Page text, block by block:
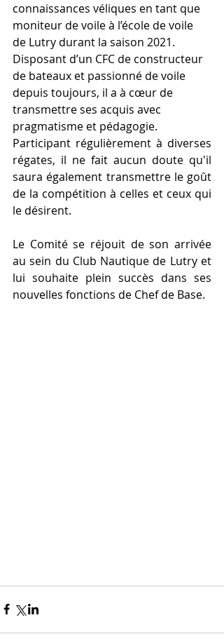
connaissances véliques en tant que
moniteur de voile à l’école de voile
de Lutry durant la saison 2021.
Disposant d’un CFC de constructeur
de bateaux et passionné de voile
depuis toujours, il a à cœur de
transmettre ses acquis avec
pragmatisme et pédagogie.
Participant régulièrement à diverses
régates, il ne fait aucun doute qu'il
saura également transmettre le goût
de la compétition à celles et ceux qui
le désirent.
Le Comité se réjouit de son arrivée
au sein du Club Nautique de Lutry et
lui souhaite plein succès dans ses
nouvelles fonctions de Chef de Base.